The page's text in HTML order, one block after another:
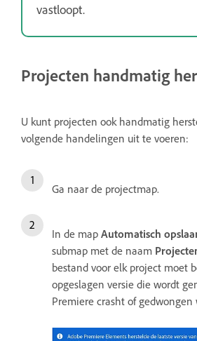
vastloopt.
Projecten handmatig
U kunt projecten ook handmatig
volgende handelingen uit te voeren:
Ga naar de projectmap.
In de map Automatisch
submap met de naam
bestand voor elk project moet
opgeslagen versie die wordt
Premiere crasht of gedwongen